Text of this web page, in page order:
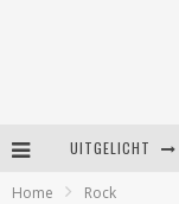
UITGELICHT
Home Rock